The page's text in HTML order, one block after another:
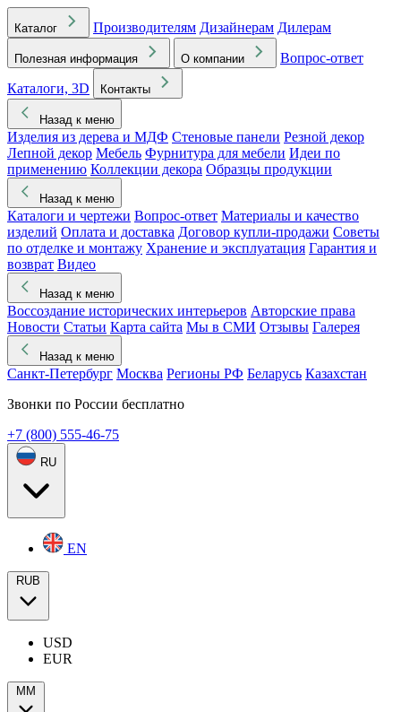
Каталог Производителям Дизайнерам Дилерам
Полезная информация О компании
Вопрос-ответ
Каталоги, 3D
Контакты
Назад к меню
Изделия из дерева и МДФ Стеновые панели Резной декор
Лепной декор Мебель Фурнитура для мебели Идеи по
применению Коллекции декора Образцы продукции
Назад к меню
Каталоги и чертежи Вопрос-ответ Материалы и качество
изделий Оплата и доставка Договор купли-продажи Советы
по отделке и монтажу Хранение и эксплуатация Гарантия и
возврат Видео
Назад к меню
Воссоздание исторических интерьеров Авторские права
Новости Статьи Карта сайта Мы в СМИ Отзывы Галерея
Назад к меню
Санкт-Петербург Москва Регионы РФ Беларусь Казахстан
Звонки по России бесплатно
+7 (800) 555-46-75
RU
EN
RUB
USD
EUR
ММ